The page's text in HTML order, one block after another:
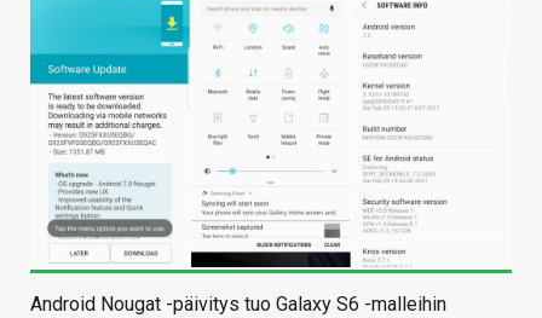
Android Nougat -päivitys tuo Galaxy S6 -malleihin